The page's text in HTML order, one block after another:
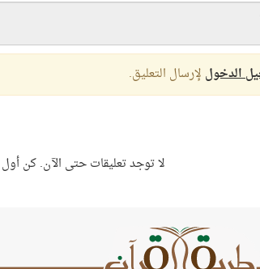
الدخول لإرسال التعليق.
لا توجد تعليقات حتى الآن. كن